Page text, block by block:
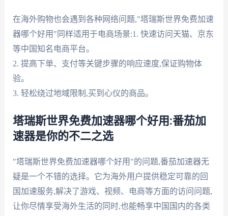
在海外购物也会遇到各种网络问题,"塔瑞斯世界免费加速
器哪个好用"同样适用于电商场景:1. 快速访问天猫、京东
等中国知名电商平台。
2. 提高下单、支付等关键步骤的响应速度,保证购物体
验。
3. 轻松绕过地域限制,买到心仪的商品。
塔瑞斯世界免费加速器哪个好用:番茄加
速器是你的不二之选
"塔瑞斯世界免费加速器哪个好用"的问题,番茄加速器无
疑是一个不错的选择。它为海外用户提供稳定可靠的回
国加速服务,解决了游戏、视频、电商等方面的访问问题,
让你尽情享受海外生活的同时,也能畅享中国国内的各类